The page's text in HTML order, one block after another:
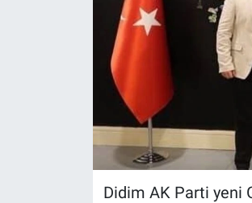
Didim AK Parti yeni